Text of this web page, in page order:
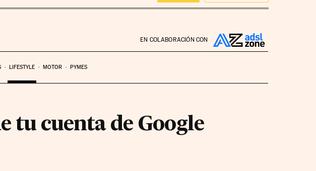
EN COLABORACIÓN CON
LIFESTYLE MOTOR PYMES
tu cuenta de Google